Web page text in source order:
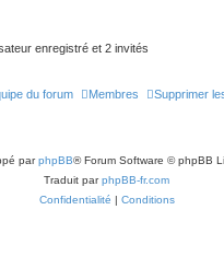
enregistré et 2 invités
Supprimer
Membres
du forum
parphpBB® Forum Software © phpBB
Traduit parphpBB-fr.com
Confidentialité | Conditions